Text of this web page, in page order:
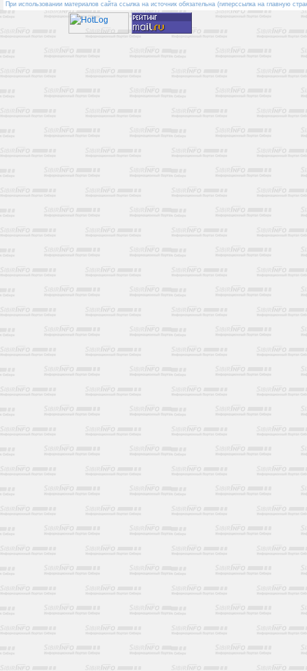
При использовании материалов сайта ссылка на источник обязательна (гиперссылка на главную